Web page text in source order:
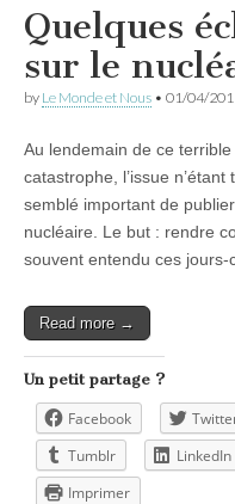
Quelques
sur le
by Le Monde et Nous • 01/04/
Au lendemain de ce
catastrophe, l’issue
semblé important de
nucléaire. Le but : rendre
souvent entendu ces jours-
Read more →
Un petit partage ?
Facebook
Tumblr
LinkedIn
Imprimer